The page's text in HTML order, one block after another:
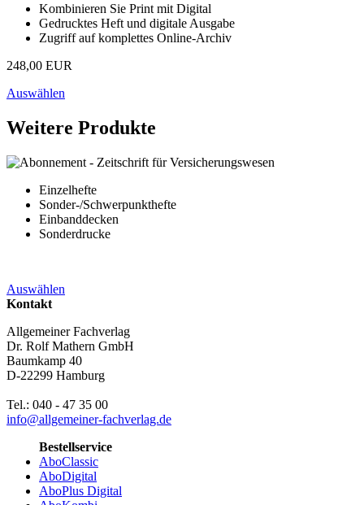
Kombinieren Sie Print mit Digital
Gedrucktes Heft und digitale Ausgabe
Zugriff auf komplettes Online-Archiv
248,00 EUR
Auswählen
Weitere Produkte
Einzelhefte
Sonder-/Schwerpunkthefte
Einbanddecken
Sonderdrucke
Auswählen
Kontakt
Allgemeiner Fachverlag
Dr. Rolf Mathern GmbH
Baumkamp 40
D-22299 Hamburg
Tel.: 040 - 47 35 00
info@allgemeiner-fachverlag.de
Bestellservice
AboClassic
AboDigital
AboPlus Digital